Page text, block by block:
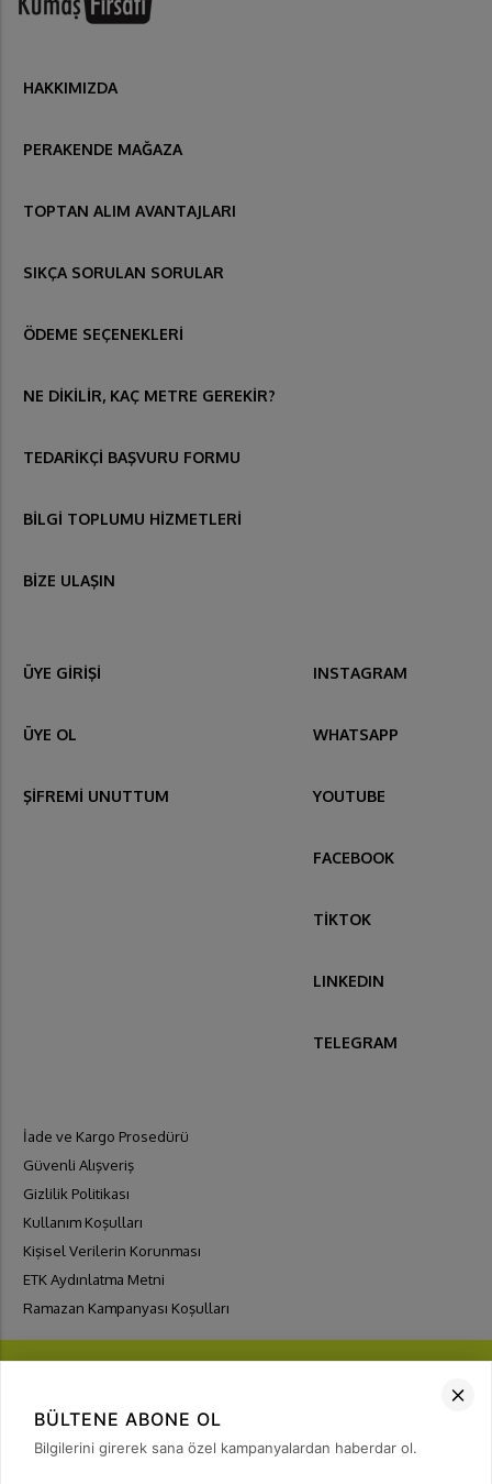
HAKKIMIZDA
PERAKENDE MAĞAZA
TOPTAN ALIM AVANTAJLARI
SIKÇA SORULAN SORULAR
ÖDEME SEÇENEKLERİ
NE DİKİLİR, KAÇ METRE GEREKİR?
TEDARİKÇİ BAŞVURU FORMU
BİLGİ TOPLUMU HİZMETLERİ
BİZE ULAŞIN
ÜYE GİRİŞİ
ÜYE OL
ŞİFREMİ UNUTTUM
INSTAGRAM
WHATSAPP
YOUTUBE
FACEBOOK
TİKTOK
LINKEDIN
TELEGRAM
İade ve Kargo Prosedürü
Güvenli Alışveriş
Gizlilik Politikası
Kullanım Koşulları
Kişisel Verilerin Korunması
ETK Aydınlatma Metni
Ramazan Kampanyası Koşulları
FIRSATLARIYAKALA
BÜLTENE ABONE OL
Bilgilerini girerek sana özel kampanyalardan haberdar ol.